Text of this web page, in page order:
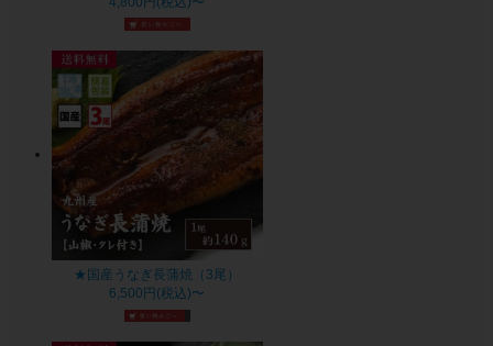
★国産うなぎ長蒲焼（3尾）
6,500円(税込)〜